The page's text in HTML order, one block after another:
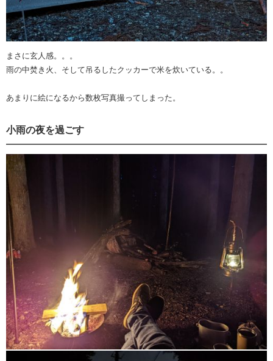
まさに玄人感。。。
雨の中焚き火、そして吊るしたクッカーで米を炊いている。。
あまりに絵になるから数枚写真撮ってしまった。
小雨の夜を過ごす